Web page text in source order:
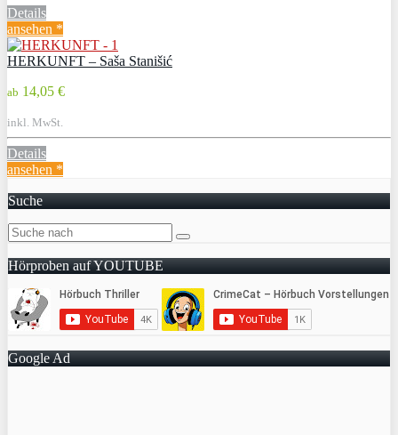
Details
ansehen *
HERKUNFT – Saša Stanišić
ab 14,05 €
inkl. MwSt.
Details
ansehen *
Suche
Hörproben auf YOUTUBE
Google Ad